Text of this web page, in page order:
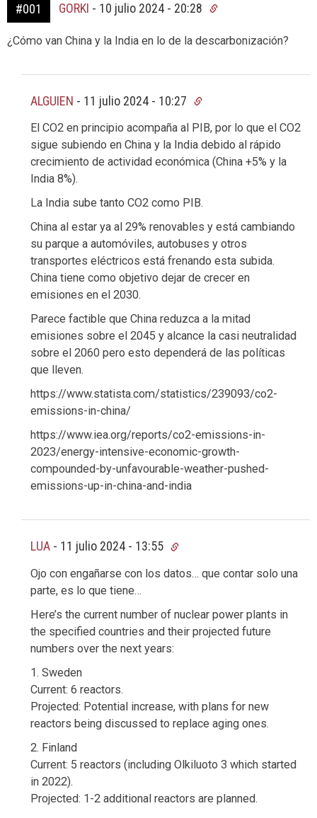
#001 GORKI - 10 julio 2024 - 20:28
¿Cómo van China y la India en lo de la descarbonización?
ALGUIEN - 11 julio 2024 - 10:27
El CO2 en principio acompaña al PIB, por lo que el CO2
sigue subiendo en China y la India debido al rápido
crecimiento de actividad económica (China +5% y la
India 8%).
La India sube tanto CO2 como PIB.
China al estar ya al 29% renovables y está cambiando
su parque a automóviles, autobuses y otros
transportes eléctricos está frenando esta subida.
China tiene como objetivo dejar de crecer en
emisiones en el 2030.
Parece factible que China reduzca a la mitad
emisiones sobre el 2045 y alcance la casi neutralidad
sobre el 2060 pero esto dependerá de las políticas
que lleven.
https://www.statista.com/statistics/239093/co2-
emissions-in-china/
https://www.iea.org/reports/co2-emissions-in-
2023/energy-intensive-economic-growth-
compounded-by-unfavourable-weather-pushed-
emissions-up-in-china-and-india
LUA - 11 julio 2024 - 13:55
Ojo con engañarse con los datos… que contar solo una
parte, es lo que tiene…
Here’s the current number of nuclear power plants in
the specified countries and their projected future
numbers over the next years:
1. Sweden
Current: 6 reactors.
Projected: Potential increase, with plans for new
reactors being discussed to replace aging ones.
2. Finland
Current: 5 reactors (including Olkiluoto 3 which started
in 2022).
Projected: 1-2 additional reactors are planned.